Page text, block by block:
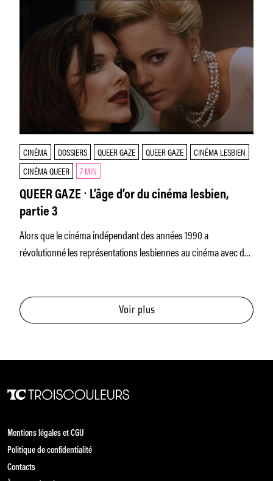
CINÉMA DOSSIERS QUEER GAZE QUEER GAZE
CINÉMA LESBIEN
CINÉMA QUEER
7 MIN
QUEER GAZE ⸱ L’âge d’or du cinéma lesbien,
partie 3
Alors que le cinéma indépendant des années 1990 a
révolutionné les représentations lesbiennes au cinéma avec des
Voir plus
Mentions légales et CGU
Politique de confidentialité
Contacts